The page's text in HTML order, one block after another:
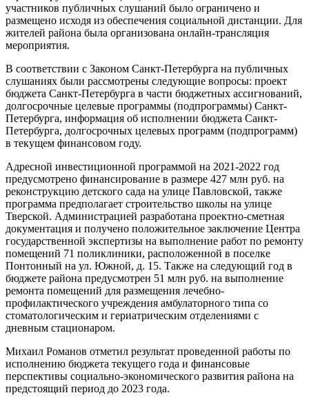
участников публичных слушаний было ограничено и
размещено исходя из обеспечения социальной дистанции. Для
жителей района была организована онлайн-трансляция
мероприятия.
В соответствии с Законом Санкт-Петербурга на публичных
слушаниях были рассмотрены следующие вопросы: проект
бюджета Санкт-Петербурга в части бюджетных ассигнований,
долгосрочные целевые программы (подпрограммы) Санкт-
Петербурга, информация об исполнении бюджета Санкт-
Петербурга, долгосрочных целевых программ (подпрограмм)
в текущем финансовом году.
Адресной инвестиционной программой на 2021-2022 год
предусмотрено финансирование в размере 427 млн руб. на
реконструкцию детского сада на улице Павловской, также
программа предполагает строительство школы на улице
Тверской. Администрацией разработана проектно-сметная
документация и получено положительное заключение Центра
государственной экспертизы на выполнение работ по ремонту
помещений 71 поликлиники, расположенной в поселке
Понтонный на ул. Южной, д. 15. Также на следующий год в
бюджете района предусмотрен 51 млн руб. на выполнение
ремонта помещений для размещения лечебно-
профилактического учреждения амбулаторного типа со
стоматологическим и гериатрическим отделениями с
дневным стационаром.
Михаил Романов отметил результат проведенной работы по
исполнению бюджета текущего года и финансовые
перспективы социально-экономического развития района на
предстоящий период до 2023 года.